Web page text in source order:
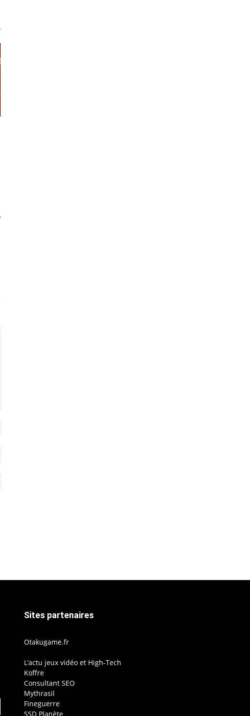
Sites partenaires
Otakugame.fr
L’actu jeux vidéo et High-Tech
Koffre
Consultant SEO
Mythrasil
Fineguerre
SSD Planète